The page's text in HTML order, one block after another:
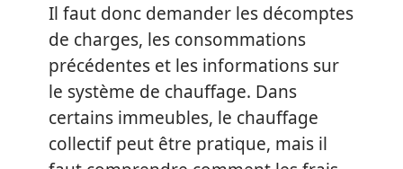
Il faut donc demander les décomptes
de charges, les consommations
précédentes et les informations sur
le système de chauffage. Dans
certains immeubles, le chauffage
collectif peut être pratique, mais il